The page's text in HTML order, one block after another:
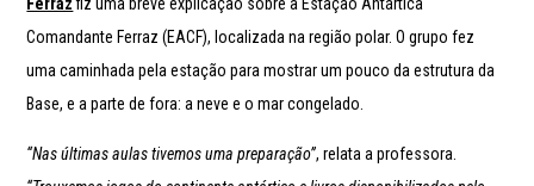
Comandante Ferraz (EACF), localizada na região polar. O grupo fez
uma caminhada pela estação para mostrar um pouco da estrutura da
Base, e a parte de fora: a neve e o mar congelado.
“Nas últimas aulas tivemos uma preparação”, relata a professora.